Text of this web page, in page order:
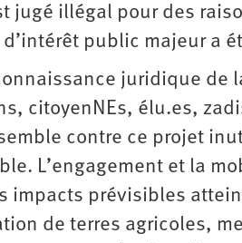
jugé illégal pour des
public majeur a
juridique
citoyenNEs, élu.es,
contre ce projet
L’engagement et la
impacts prévisibles
de terres agricoles,